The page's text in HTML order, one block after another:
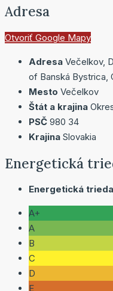
Adresa
Otvoriť Google Mapy
Adresa Večelkov,
of Banská Bystrica,
Mesto Večelkov
Štát a krajina
PSČ 980 34
Krajina Slovakia
Energetická
Energetická
A+
A
B
C
D
E